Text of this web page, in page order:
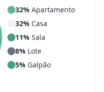
32% Apartamento
32% Casa
11% Sala
8% Lote
5% Galpão